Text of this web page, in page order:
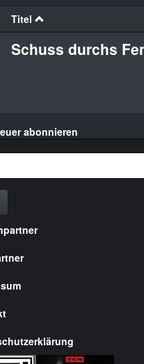
Titel
Schuss durchs
abonnieren